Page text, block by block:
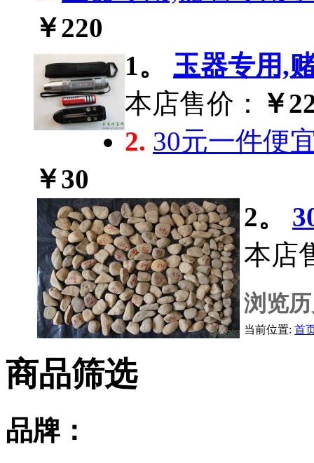
￥220
1。
玉器专用,
本店售价：
￥
2. 30元一件便
￥30
2。
本店
浏览
当前位置: 首
商品筛选
品牌：